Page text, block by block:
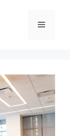
Menu